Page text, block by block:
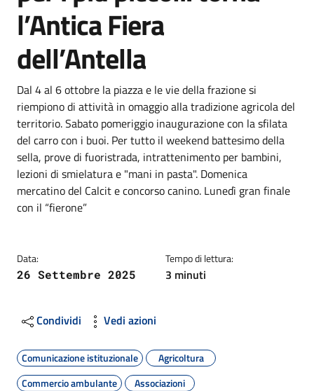
l’Antica Fiera
dell’Antella
Dettagli
Descrizione breve
Dal 4 al 6 ottobre la piazza e le vie della frazione si
riempiono di attività in omaggio alla tradizione agricola del
territorio. Sabato pomeriggio inaugurazione con la sfilata
del carro con i buoi. Per tutto il weekend battesimo della
sella, prove di fuoristrada, intrattenimento per bambini,
lezioni di smielatura e "mani in pasta". Domenica
mercatino del Calcit e concorso canino. Lunedì gran finale
con il “fierone”
Data:
26 Settembre 2025
Tempo di lettura:
3 minuti
Condividi Vedi azioni
Comunicazione istituzionale
Agricoltura
Commercio ambulante
Associazioni